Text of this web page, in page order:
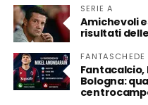
SERIE A
Amichevoli
risultati
FANTASCHEDE
Fantacalcio,
Bologna: